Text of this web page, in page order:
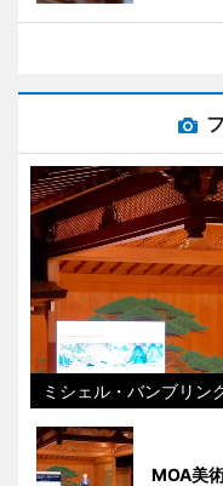
ミシェル・バンブリン
MOA美